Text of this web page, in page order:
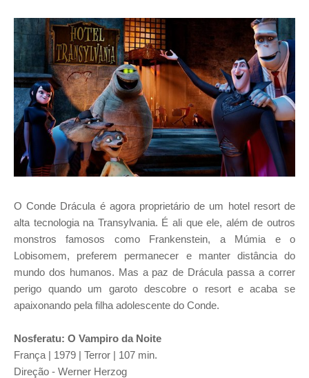
O Conde Drácula é agora proprietário de um hotel resort de
alta tecnologia na Transylvania. É ali que ele, além de outros
monstros famosos como Frankenstein, a Múmia e o
Lobisomem, preferem permanecer e manter distância do
mundo dos humanos. Mas a paz de Drácula passa a correr
perigo quando um garoto descobre o resort e acaba se
apaixonando pela filha adolescente do Conde.
Nosferatu: O Vampiro da Noite
França | 1979 | Terror | 107 min.
Direção - Werner Herzog